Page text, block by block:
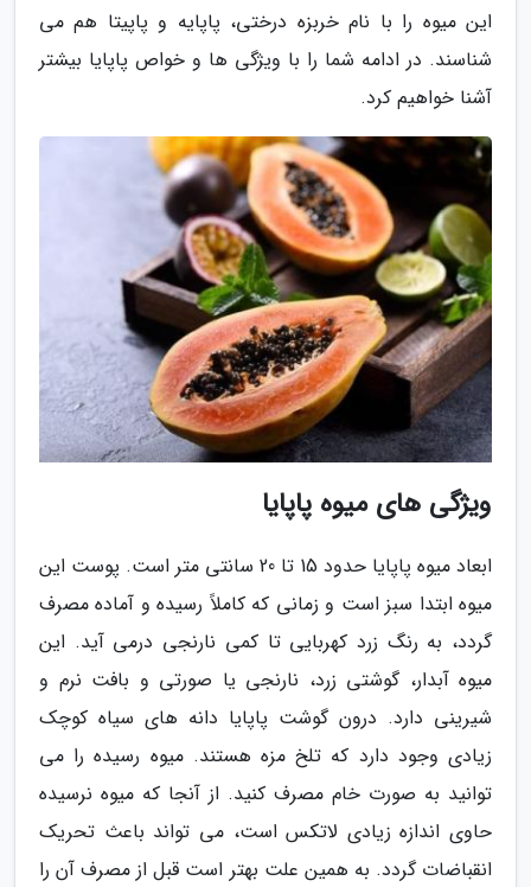
این میوه را با نام خربزه درختی، پاپایه و پاپیتا هم می
شناسند. در ادامه شما را با ویژگی ها و خواص پاپایا بیشتر
آشنا خواهیم کرد.
ویژگی های میوه پاپایا
ابعاد میوه پاپایا حدود 15 تا 20 سانتی متر است. پوست این
میوه ابتدا سبز است و زمانی که کاملاً رسیده و آماده مصرف
گردد، به رنگ زرد کهربایی تا کمی نارنجی درمی آید. این
میوه آبدار، گوشتی زرد، نارنجی یا صورتی و بافت نرم و
شیرینی دارد. درون گوشت پاپایا دانه های سیاه کوچک
زیادی وجود دارد که تلخ مزه هستند. میوه رسیده را می
توانید به صورت خام مصرف کنید. از آنجا که میوه نرسیده
حاوی اندازه زیادی لاتکس است، می تواند باعث تحریک
انقباضات گردد. به همین علت بهتر است قبل از مصرف آن را